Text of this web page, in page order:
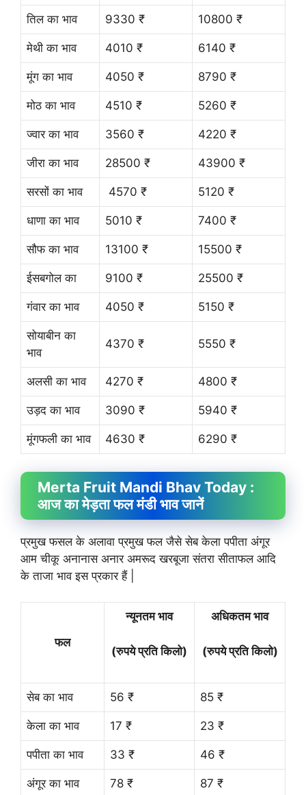
तिल का भाव 9330 ₹ 10800 ₹
मेथी का भाव 4010 ₹ 6140 ₹
मूंग का भाव 4050 ₹ 8790 ₹
मोठ का भाव 4510 ₹ 5260 ₹
ज्वार का भाव 3560 ₹ 4220 ₹
जीरा का भाव 28500 ₹ 43900 ₹
सरसों का भाव 4570 ₹ 5120 ₹
धाणा का भाव 5010 ₹ 7400 ₹
सौफ का भाव 13100 ₹ 15500 ₹
ईसबगोल का 9100 ₹ 25500 ₹
गंवार का भाव 4050 ₹ 5150 ₹
सोयाबीन का
भाव
4370 ₹ 5550 ₹
अलसी का भाव 4270 ₹ 4800 ₹
उड़द का भाव 3090 ₹ 5940 ₹
मूंगफली का भाव 4630 ₹ 6290 ₹
Merta Fruit Mandi Bhav Today :
आज का मेड़ता फल मंडी भाव जानें
प्रमुख फसल के अलावा प्रमुख फल जैसे सेब केला पपीता अंगूर
आम चीकू अनानास अनार अमरूद खरबूजा संतरा सीताफल आदि
के ताजा भाव इस प्रकार हैं |
फल
न्यूनतम भाव
(रुपये प्रति किलो)
अधिकतम भाव
(रुपये प्रति किलो)
सेब का भाव 56 ₹ 85 ₹
केला का भाव 17 ₹ 23 ₹
पपीता का भाव 33 ₹ 46 ₹
अंगूर का भाव 78 ₹ 87 ₹